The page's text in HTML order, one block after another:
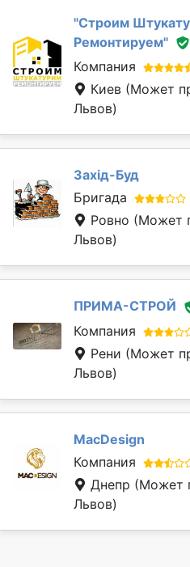
''Строим
Ремонтируем''
Компания
Киев (Может
Львов)
Захід-Буд
Бригада
Ровно (Может
Львов)
ПРИМА-СТРОЙ
Компания
Рени (Может
Львов)
MacDesign
Компания
Днепр (Может
Львов)